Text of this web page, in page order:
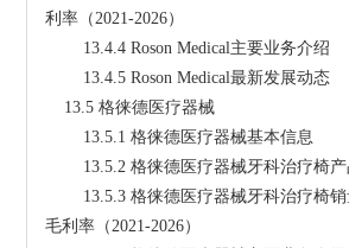
利率（2021-2026）
        13.4.4 Roson Medical主要业务介绍
        13.4.5 Roson Medical最新发展动态
    13.5 格徕德医疗器械
        13.5.1 格徕德医疗器械基本信息
13.5.2 格徕德医疗器械牙科治疗
毛利率（2021-2026）